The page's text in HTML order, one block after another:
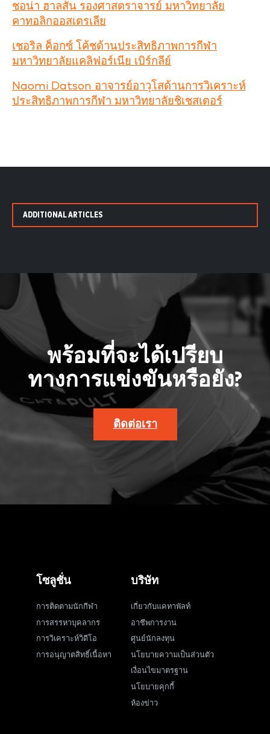
ชอน่า ฮาลสัน รองศาสตราจารย์ มหาวิทยาลัย
คาทอลิกออสเตรเลีย
เชอริล ค็อกซ์ โค้ชด้านประสิทธิภาพการกีฬา
มหาวิทยาลัยแคลิฟอร์เนีย เบิร์กลีย์
Naomi Datson อาจารย์อาวุโสด้านการวิเคราะห์
ประสิทธิภาพการกีฬา มหาวิทยาลัยชิเชสเตอร์
ADDITIONAL ARTICLES
พร้อมที่จะได้เปรียบ
ทางการแข่งขันหรือยัง?
ติดต่อเรา
โซลูชั่น
การติดตามนักกีฬา
การสรรหาบุคลากร
การวิเคราะห์วิดีโอ
การอนุญาตสิทธิ์เนื้อหา
บริษัท
เกี่ยวกับแคทาพัลท์
อาชีพการงาน
ศูนย์นักลงทุน
นโยบายความเป็นส่วนตัว
เงื่อนไขมาตรฐาน
นโยบายคุกกี้
ห้องข่าว